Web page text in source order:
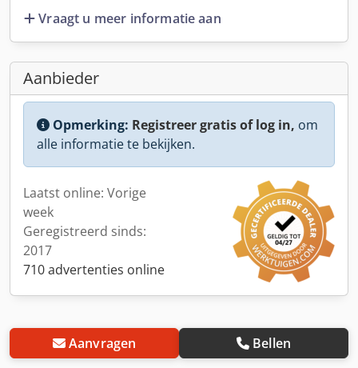
Vraagt u meer informatie aan
Aanbieder
Opmerking: Registreer gratis of log in, om
alle informatie te bekijken.
Laatst online: Vorige
week
Geregistreerd sinds:
2017
710 advertenties online
Aanvragen Bellen